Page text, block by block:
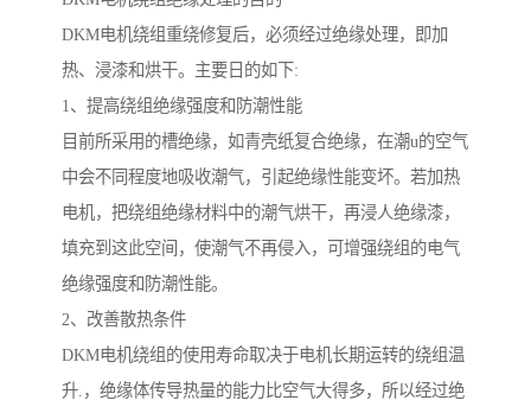
DKM电机绕组重绕修复后，必须经过绝缘处理，即加
热、浸漆和烘干。主要日的如下:
1、提高绕组绝缘强度和防潮性能
目前所采用的槽绝缘，如青壳纸复合绝缘，在潮u的空气
中会不同程度地吸收潮气，引起绝缘性能变坏。若加热
电机，把绕组绝缘材料中的潮气烘干，再浸人绝缘漆，
填充到这此空间，使潮气不再侵入，可增强绕组的电气
绝缘强度和防潮性能。
2、改善散热条件
DKM电机绕组的使用寿命取决于电机长期运转的绕组温
升.，绝缘体传导热量的能力比空气大得多，所以经过绝